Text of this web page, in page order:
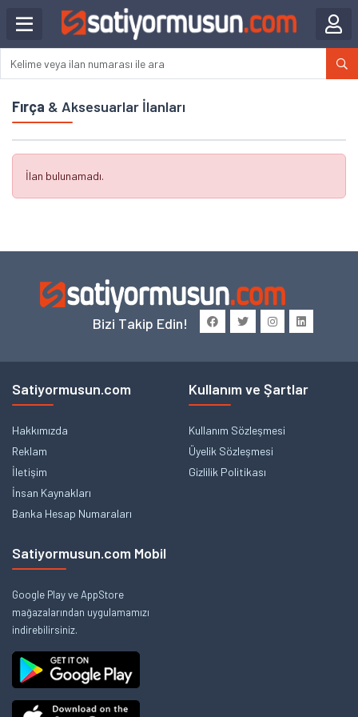
Fırça & Aksesuarlar İlanları
İlan bulunamadı.
Bizi Takip Edin!
Satiyormusun.com
Hakkımızda
Reklam
İletişim
İnsan Kaynakları
Banka Hesap Numaraları
Kullanım ve Şartlar
Kullanım Sözleşmesi
Üyelik Sözleşmesi
Gizlilik Politikası
Satiyormusun.com Mobil
Google Play ve AppStore
mağazalarından uygulamamızı
indirebilirsiniz.